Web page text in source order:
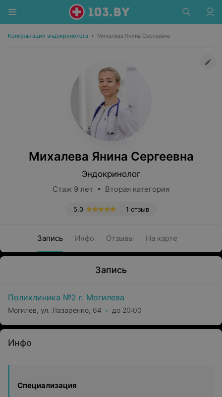
Консультации эндокринолога • Михалева Янина Сергеевна
Михалева Янина Сергеевна
Эндокринолог
Стаж 9 лет • Вторая категория
1 отзыв
5.0
Запись Инфо Отзывы На карте
Запись
Поликлиника №2 г. Могилева
Могилев, ул. Лазаренко, 64 до 20:00
Инфо
Специализация